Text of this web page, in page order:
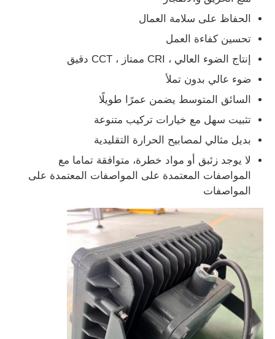
غدد الكابلات المقاومة للانفجار
قابس ومقبس مقاوم للانفجار
الحفاظ على سلامة العمال
تحسين كفاءة العمل
إنتاج الضوء العالي ، CRI ممتاز ، CCT دقيق
ضوء عالي بدون تملأ
السائق المتوسط يضمن عمرًا طويلًا
تثبيت سهل مع خيارات تركيب متنوعة
بديل مثالي لمصابيح الحرارة التقليدية
لا يوجد زئبق أو مواد خطرة، متوافقة تماما مع
المواصفات المعتمدة على المواصفات المعتمدة على
المواصفات